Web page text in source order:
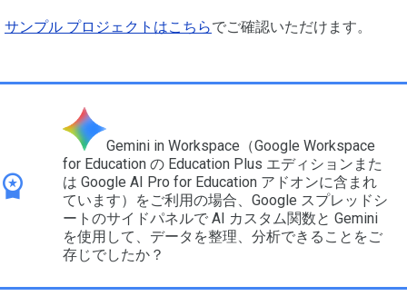
サンプル プロジェクトはこちらでご確認いただけます。
Gemini in Workspace（Google Workspace
for Education の Education Plus エディションまた
は Google AI Pro for Education アドオンに含まれ
ています）をご利用の場合、Google スプレッドシ
ートのサイドパネルで AI カスタム関数と Gemini
を使用して、データを整理、分析できることをご
存じでしたか？